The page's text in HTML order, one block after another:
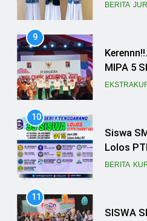
10
Siswa
Lolos
BERITA
11
SISWA
DI
BERITA
12
47